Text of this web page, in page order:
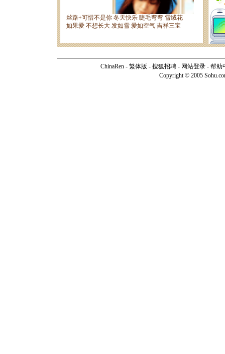
ChinaRen - 繁体版 - 搜狐招聘 - 网站登录 - 帮助
Copyright © 2005